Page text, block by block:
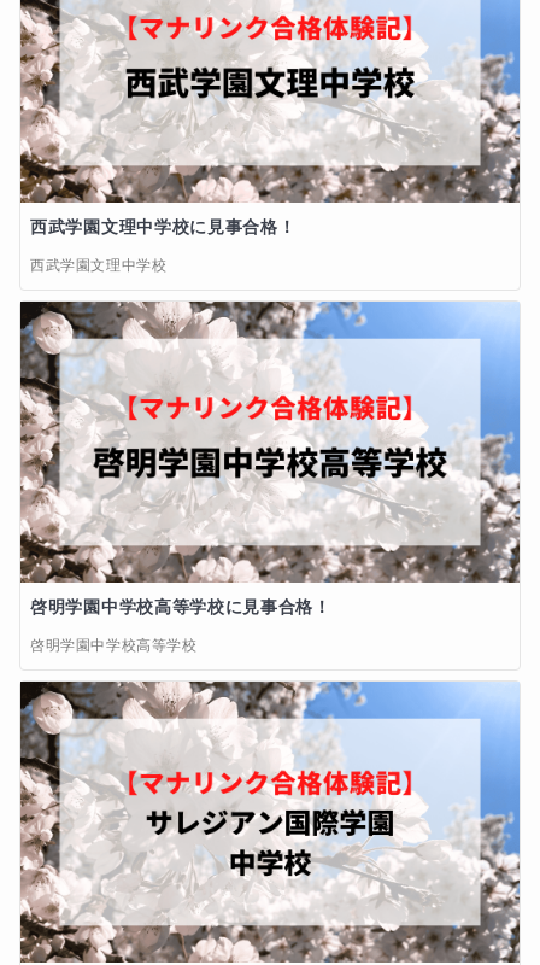
西武学園文理中学校に見事合格！
西武学園文理中学校
啓明学園中学校高等学校に見事合格！
啓明学園中学校高等学校